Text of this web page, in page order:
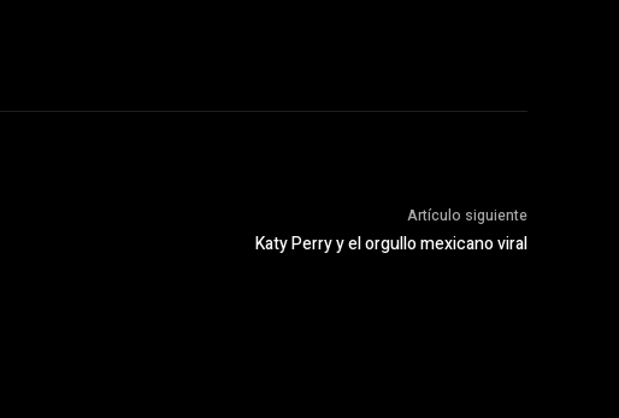
Artículo siguiente
Katy Perry y el orgullo mexicano viral